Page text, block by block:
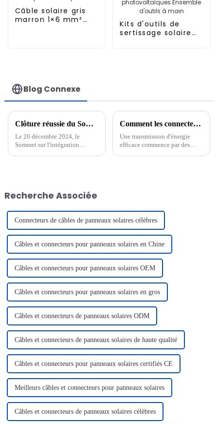
Câble solaire gris
marron 1×6 mm²
Kits d'outils de
sertissage solaire
Blog Connexe
Clôture réussie du Sommet sur l'intégration photovoltaïque 2024 : « Partager le soleil, imperméabiliser ensemble »
Le 20 décembre 2024, le
Sommet sur l'intégration
Comment les connecteurs de dérivation Y 2 à 1 de haute qualité réduisent les pertes de puissance
Une transmission d'énergie
efficace commence par des
solaires et électriques.
Recherche Associée
Connecteurs de câbles de panneaux solaires célèbres
Câbles et connecteurs pour panneaux solaires en Chine
Câbles et connecteurs pour panneaux solaires OEM
Câbles et connecteurs pour panneaux solaires en gros
Câbles et connecteurs de panneaux solaires ODM
Câbles et connecteurs de panneaux solaires de haute qualité
Câbles et connecteurs pour panneaux solaires certifiés CE
Meilleurs câbles et connecteurs pour panneaux solaires
Câbles et connecteurs de panneaux solaires célèbres